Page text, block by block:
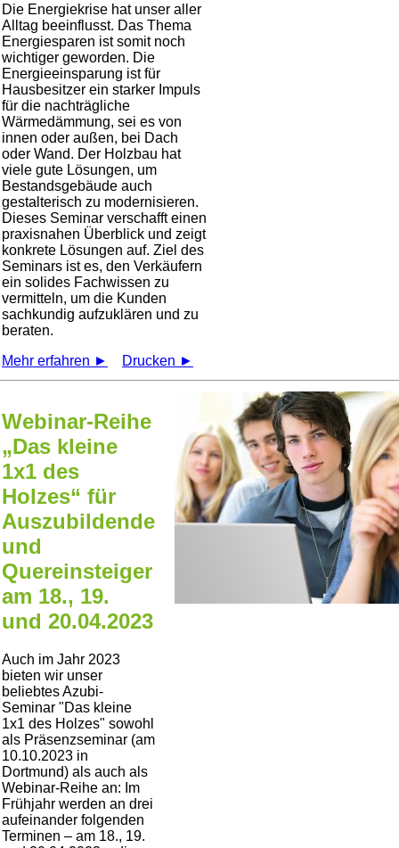
Die Energiekrise hat unser aller
Alltag beeinflusst. Das Thema
Energiesparen ist somit noch
wichtiger geworden. Die
Energieeinsparung ist für
Hausbesitzer ein starker Impuls
für die nachträgliche
Wärmedämmung, sei es von
innen oder außen, bei Dach
oder Wand. Der Holzbau hat
viele gute Lösungen, um
Bestandsgebäude auch
gestalterisch zu modernisieren.
Dieses Seminar verschafft einen
praxisnahen Überblick und zeigt
konkrete Lösungen auf. Ziel des
Seminars ist es, den Verkäufern
ein solides Fachwissen zu
vermitteln, um die Kunden
sachkundig aufzuklären und zu
beraten.
Mehr erfahren ►
Drucken ►
Webinar-Reihe
„Das kleine
1x1 des
Holzes“ für
Auszubildende
und
Quereinsteiger
am 18., 19.
und 20.04.2023
Auch im Jahr 2023
bieten wir unser
beliebtes Azubi-
Seminar
Das kleine
1x1 des Holzes sowohl
als Präsenzseminar (am
10.10.2023 in
Dortmund) als auch als
Webinar-Reihe an: Im
Frühjahr werden an drei
aufeinander folgenden
Terminen – am 18., 19.